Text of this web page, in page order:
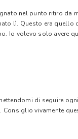
nel punto ritiro da
lì. Questo era quello
Io volevo solo avere
di seguire
Consiglio vivamente